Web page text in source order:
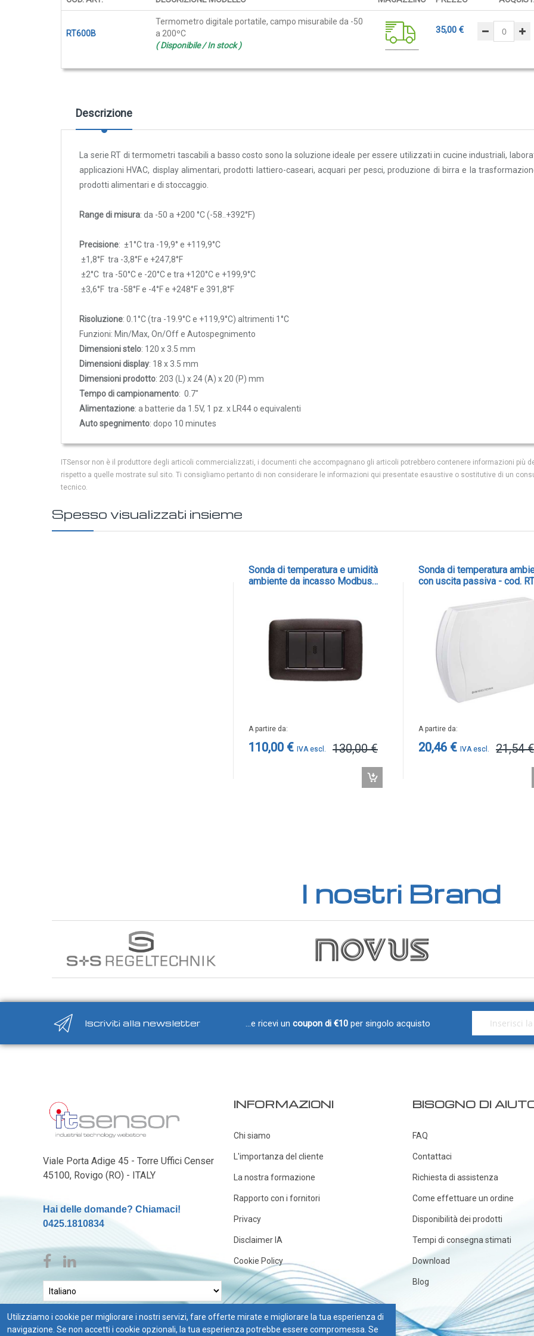
di
prodotti
RT600B
Termometro digitale portatile, campo misurabile da -50
a 200ºC
( Disponibile / In stock )
35,00 €
Descrizione
La serie RT di termometri tascabili a basso costo sono la soluzione ideale per essere utilizzati in cucine industriali,
applicazioni HVAC, display alimentari, prodotti lattiero-caseari, acquari per pesci, produzione di birra e la
prodotti alimentari e di stoccaggio.
Range di misura: da -50 a +200 °C (-58..+392°F)
Precisione: ±1°Ctra -19,9° e +119,9°C
±1,8°F tra -3,8°F e +247,8°F
±2°C tra -50°C e -20°C e tra +120°C e +199,9°C
±3,6°F tra -58°F e -4°F e +248°F e 391,8°F
Risoluzione: 0.1°C (tra -19.9°C e +119,9°C) altrimenti 1°C
Funzioni: Min/Max, On/Off e Autospegnimento
Dimensioni stelo: 120 x 3.5 mm
Dimensioni display: 18 x 3.5 mm
Dimensioni prodotto: 203 (L) x 24 (A) x 20 (P) mm
Tempo di campionamento: 0.7"
Alimentazione: a batterie da 1.5V, 1 pz. x LR44 o equivalenti
Auto spegnimento: dopo 10 minutes
ITSensor non è il produttore degli articoli commercializzati, i documenti che accompagnano gli articoli potrebbero contenere informazioni più
rispetto a quelle mostrate sul sito. Ti consigliamo pertanto di non considerare le informazioni qui presentate esaustive o sostitutive di un
tecnico.
Spesso visualizzati insieme
Sonda di temperatura e umidità
ambiente da incasso Modbus
A partire da
110,00 € 130,00 €
Sonda di temperatura
con uscita passiva - cod.
A partire da
20,46 € 21,54 €
I nostri Brand
Iscriviti alla newsletter ...e ricevi un coupon di €10 per singolo acquisto Iscriviti alla
Viale Porta Adige 45 - Torre Uffici Censer
45100, Rovigo (RO) - ITALY
Hai delle domande? Chiamaci!
0425.1810834
INFORMAZIONI
Chi siamo
L'importanza del cliente
La nostra formazione
Rapporto con i fornitori
Privacy
Disclaimer IA
Cookie Policy
BISOGNO DI
FAQ
Contattaci
Richiesta di assistenza
Come effettuare un ordine
Disponibilità dei prodotti
Tempi di consegna stimati
Download
Blog
Cover e custodie
Accessori e Ricambi
Sonde di umidità
Sonde umidità a cavo
Sonde umidità per canale
Sonde pioggia e antiallagamento
Rilevatori di condensa
Igrostati e Termoigrostati
Igrostati ambiente
Igrostati per canale
Strumenti portatili
Termo-igrometri ambiente
Strumenti di misura per materiali
Accessori e Ricambi
Sensori di pressione
Trasmettitori pressione
MOVIMENTO
Sensori di luminosità
Sensori di movimento
Sensori di luminosità e movimento
temperatura
Dispositivi LoRaWAN
Sensori LoRaWAN
Gateway LoRaWAN
Modem NB-IoT
Moduli I/O
DATA
LOGGER
Data logger con sensore integrato
Data logger per sensore esterno
Utilizziamo i cookie per migliorare i nostri servizi, fare offerte mirate e migliorare la tua esperienza di
navigazione. Se non accetti i cookie opzionali, la tua esperienza potrebbe essere compromessa. Se